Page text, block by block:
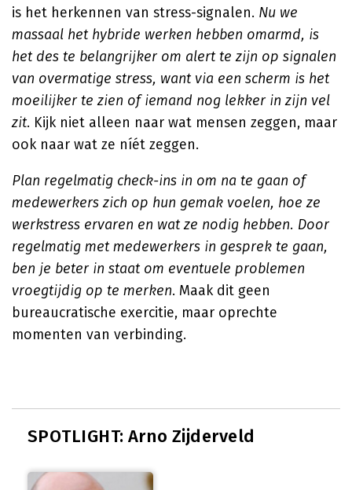
is het herkennen van stress-signalen. Nu we
massaal het hybride werken hebben omarmd, is
het des te belangrijker om alert te zijn op signalen
van overmatige stress, want via een scherm is het
moeilijker te zien of iemand nog lekker in zijn vel
zit. Kijk niet alleen naar wat mensen zeggen, maar
ook naar wat ze níét zeggen.
Plan regelmatig check-ins in om na te gaan of
medewerkers zich op hun gemak voelen, hoe ze
werkstress ervaren en wat ze nodig hebben. Door
regelmatig met medewerkers in gesprek te gaan,
ben je beter in staat om eventuele problemen
vroegtijdig op te merken. Maak dit geen
bureaucratische exercitie, maar oprechte
momenten van verbinding.
SPOTLIGHT: Arno Zijderveld